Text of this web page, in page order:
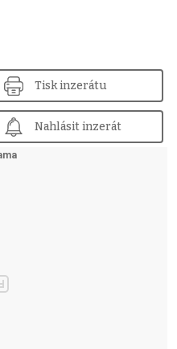
Tisk inzerátu
Nahlásit inzerát